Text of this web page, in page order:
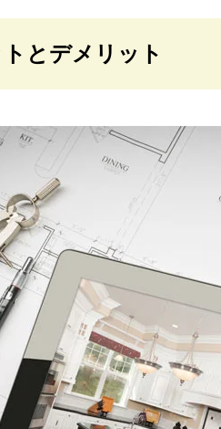
とデメリット